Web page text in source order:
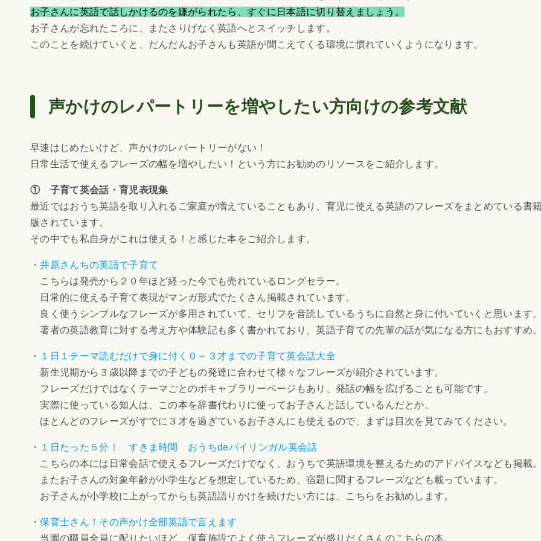
お子さんに英語で話しかけるのを嫌がられたら、すぐに日本語に切り替えましょう。
お子さんが忘れたころに、またさりげなく英語へとスイッチします。
このことを続けていくと、だんだんお子さんも英語が聞こえてくる環境に慣れていくようになります。
声かけのレパートリーを増やしたい方向けの参考文献
早速はじめたいけど、声かけのレパートリーがない！
日常生活で使えるフレーズの幅を増やしたい！という方にお勧めのリソースをご紹介します。
① 子育て英会話・育児表現集
最近ではおうち英語を取り入れるご家庭が増えていることもあり、育児に使える英語のフレーズをまとめている書
版されています。
その中でも私自身がこれは使える！と感じた本をご紹介します。
・井原さんちの英語で子育て
こちらは発売から２０年ほど経った今でも売れているロングセラー。
日常的に使える子育て表現がマンガ形式でたくさん掲載されています。
良く使うシンプルなフレーズが多用されていて、セリフを音読しているうちに自然と身に付いていくと思います。
著者の英語教育に対する考え方や体験記も多く書かれており、英語子育ての先輩の話が気になる方にもおすすめ。
・ １日１テーマ読むだけで身に付く０～３才までの子育て英会話大全
新生児期から３歳以降までの子どもの発達に合わせて様々なフレーズが紹介されています。
フレーズだけではなくテーマごとのボキャブラリーページもあり、発話の幅を広げることも可能です。
実際に使っている知人は、この本を辞書代わりに使ってお子さんと話しているんだとか。
ほとんどのフレーズがすでに３才を過ぎているお子さんにも使えるので、まずは目次を見てみてください。
・ １日たった５分！ すきま時間 おうちdeバイリンガル英会話
こちらの本には日常会話で使えるフレーズだけでなく、おうちで英語環境を整えるためのアドバイスなども掲載。
またお子さんの対象年齢が小学生などを想定しているため、宿題に関するフレーズなども載っています。
お子さんが小学校に上がってからも英語語りかけを続けたい方には、こちらをお勧めします。
・保育士さん！その声かけ全部英語で言えます
当園の職員全員に配りたいほど、保育施設でよく使うフレーズが盛りだくさんのこちらの本。